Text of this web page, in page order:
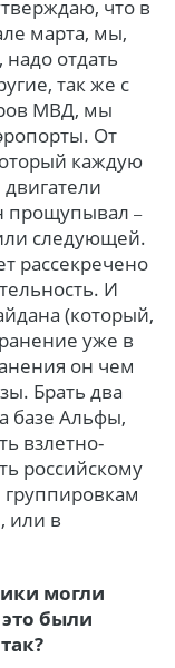
что в
марта, мы,
отдать
так же с
МВД, мы
От
каждую
прощупывал –
следующей.
рассекречено
И
(который,
уже в
он чем
Брать два
базе Альфы,
взлетно-
российскому
или в
могли
были
так?